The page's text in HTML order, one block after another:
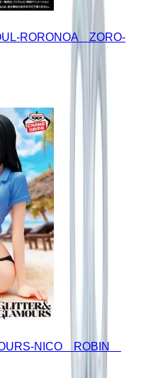
RORONOA ZORO-
NICO ROBIN